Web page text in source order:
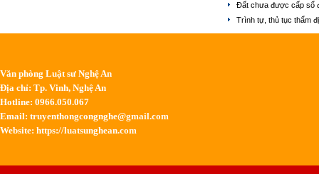
Đất chưa được cấp sổ
Trình tự, thủ tục thẩm
Văn phòng Luật sư Nghệ An
Địa chỉ: Tp. Vinh, Nghệ An
Hotline: 0966.050.067
Email: truyenthongcongnghe@gmail.com
Website: https://luatsunghean.com